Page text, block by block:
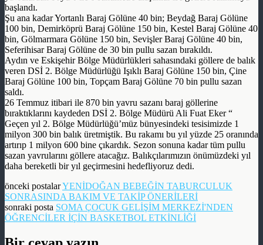
başlandı.
Şu ana kadar Yortanlı Baraj Gölüne 40 bin; Beydağ Baraj Gölüne
100 bin, Demirköprü Baraj Gölüne 150 bin, Kestel Baraj Gölüne 40
bin, Gölmarmara Gölüne 150 bin, Sevişler Baraj Gölüne 40 bin,
Seferihisar Baraj Gölüne de 30 bin pullu sazan bırakıldı.
Aydın ve Eskişehir Bölge Müdürlükleri sahasındaki göllere de balık
veren DSİ 2. Bölge Müdürlüğü Işıklı Baraj Gölüne 150 bin, Çine
Baraj Gölüne 100 bin, Topçam Baraj Gölüne 70 bin pullu sazan
saldı.
26 Temmuz itibari ile 870 bin yavru sazanı baraj göllerine
bıraktıklarını kaydeden DSİ 2. Bölge Müdürü Ali Fuat Eker “
Geçen yıl 2. Bölge Müdürlüğü’müz bünyesindeki tesisimizde 1
milyon 300 bin balık üretmiştik. Bu rakamı bu yıl yüzde 25 oranında
artırıp 1 milyon 600 bine çıkardık. Sezon sonuna kadar tüm pullu
sazan yavrularını göllere atacağız. Balıkçılarımızın önümüzdeki yıl
daha bereketli bir yıl geçirmesini hedefliyoruz dedi.
önceki postalarYENİDOĞAN BEBEĞİN TABURCULUK
SONRASINDA BAKIM VE TAKİP ÖNERİLERİ
sonraki posta SOMA ÇOCUK GELİŞİM MERKEZİ'NDEN
ÖĞRENCİLER İÇİN BASKETBOL ETKİNLİĞİ